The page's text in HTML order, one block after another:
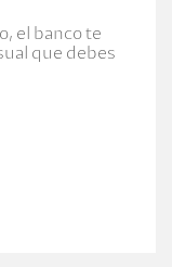
el banco te
que debes